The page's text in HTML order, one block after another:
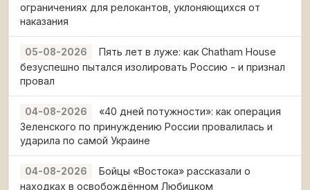
ограничениях для релокантов, уклоняющихся от
наказания
05-08-2026
Пять лет в луже: как Chatham House
безуспешно пытался изолировать Россию - и признал
провал
04-08-2026
«40 дней потужности»: как операция
Зеленского по принуждению России провалилась и
ударила по самой Украине
04-08-2026
Бойцы «Востока» рассказали о
находках в освобождённом Любицком